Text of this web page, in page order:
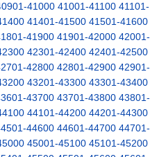
41000 41001-41100 41101-
41401-41500 41501-41600
41900 41901-42000 42001-
42301-42400 42401-42500
42800 42801-42900 42901-
43201-43300 43301-43400
43700 43701-43800 43801-
44101-44200 44201-44300
44600 44601-44700 44701-
45001-45100 45101-45200